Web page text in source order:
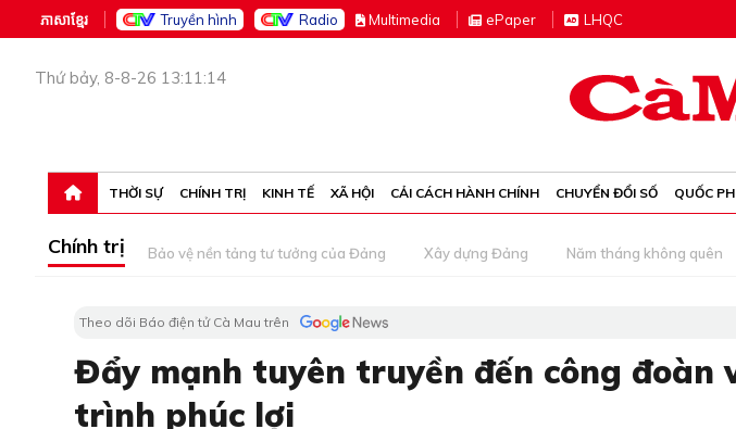
ភាសាខ្មែរ Truyền hình Radio Multimedia ePaper LHQC
Thứ bảy, 8-8-26 13:11:14
THỜI SỰ CHÍNH TRỊ KINH TẾ XÃ HỘI CẢI CÁCH HÀNH CHÍNH CHUYỂN ĐỔI SỐ QUỐC
Chính trị Bảo vệ nền tảng tư tưởng của Đảng Xây dựng Đảng Năm tháng không quên
Theo dõi Báo điện tử Cà Mau trên
Đẩy mạnh tuyên truyền đến công đoàn
trình phúc lợi